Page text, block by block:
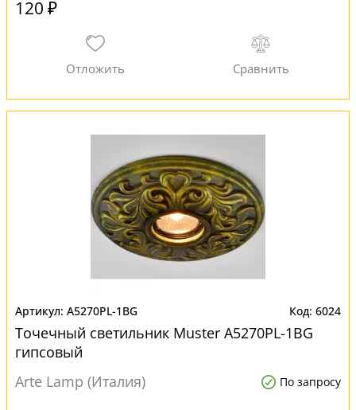
120 ₽
A5270PL-1BG 6024
Точечный светильник Muster A5270PL-1BG
гипсовый
Arte Lamp (Италия)
По запросу